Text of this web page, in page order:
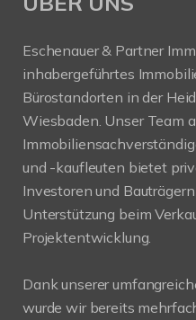
Eschenauer & Partner
inhabergeführtes
Bürostandorten in der
Wiesbaden. Unser Team
und -kaufleuten bietet
Investoren und
Unterstützung beim
Projektentwicklung.
Dank unserer
wurde wir bereits